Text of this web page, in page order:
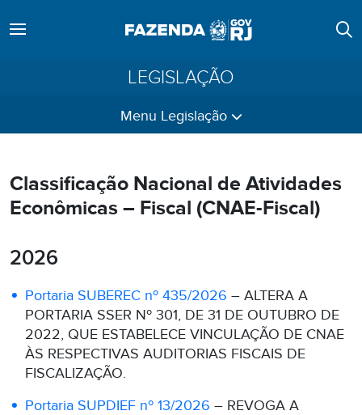
LEGISLAÇÃO
Menu Legislação
Classificação Nacional de Atividades
Econômicas – Fiscal (CNAE-Fiscal)
2026
Portaria SUBEREC nº 435/2026 – ALTERA A
PORTARIA SSER Nº 301, DE 31 DE OUTUBRO DE
2022, QUE ESTABELECE VINCULAÇÃO DE CNAE
ÀS RESPECTIVAS AUDITORIAS FISCAIS DE
FISCALIZAÇÃO.
Portaria SUPDIEF nº 13/2026 – REVOGA A